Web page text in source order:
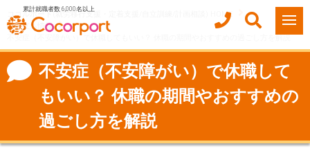
累計就職者数 6,000名以上
ココルポート(就労移行支援・定着支援/自立訓練/計画相談) HOME
お役立ち情報
不安症（不安障がい）で休職してもいい？ 休職の期間やおすすめの過ごし方を解説
不安症（不安障がい）で休職して
もいい？ 休職の期間やおすすめの
過ごし方を解説